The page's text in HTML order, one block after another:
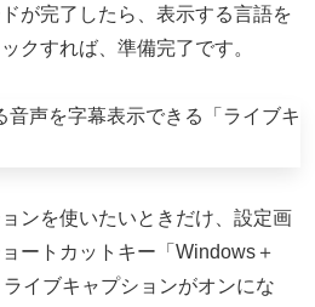
が完了したら、表示する言語を
クすれば、準備完了です。
ンを使いたいときだけ、設定画
ートカットキー「Windows＋
イブキャプションがオンにな